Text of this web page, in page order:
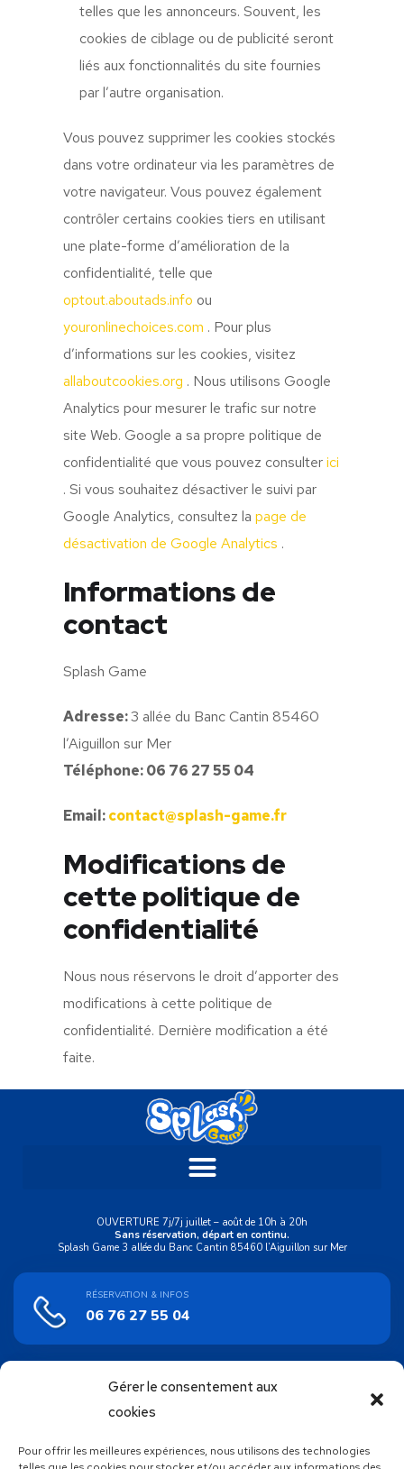
Gérer le consentement aux
cookies
Pour offrir les meilleures expériences, nous utilisons des technologies
telles que les annonceurs. Souvent, les
cookies de ciblage ou de publicité seront
liés aux fonctionnalités du site fournies
par l’autre organisation.
Vous pouvez supprimer les cookies stockés
dans votre ordinateur via les paramètres de
votre navigateur. Vous pouvez également
contrôler certains cookies tiers en utilisant
une plate-forme d’amélioration de la
confidentialité, telle que
optout.aboutads.info ou
youronlinechoices.com . Pour plus
d’informations sur les cookies, visitez
allaboutcookies.org . Nous utilisons Google
Analytics pour mesurer le trafic sur notre
site Web. Google a sa propre politique de
confidentialité que vous pouvez consulterici
. Si vous souhaitez désactiver le suivi par
Google Analytics, consultez la page de
désactivation de Google Analytics .
Informations de
contact
Splash Game
Adresse:3 allée du Banc Cantin 85460
l’Aiguillon sur Mer
Téléphone: 06 76 27 55 04
Email:contact@splash-game.fr
Modifications de
cette politique de
confidentialité
Nous nous réservons le droit d’apporter des
modifications à cette politique de
confidentialité. Dernière modification a été
faite.
OUVERTURE 7j/7j juillet – août de 10h à 20h
Sans réservation, départ en continu.
Splash Game 3 allée du Banc Cantin 85460 l’Aiguillon sur Mer
RÉSERVATION & INFOS
06 76 27 55 04
ACHAT EN LIGNE
Bons cadeaux